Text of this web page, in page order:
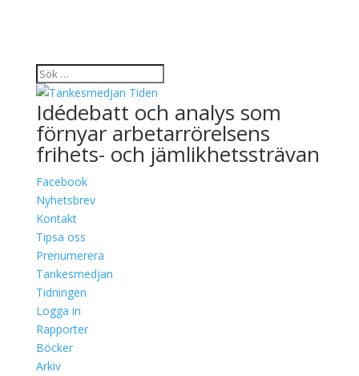
Idédebatt och analys som
förnyar arbetarrörelsens
frihets- och jämlikhetssträvan
Facebook
Nyhetsbrev
Kontakt
Tipsa oss
Prenumerera
Tankesmedjan
Tidningen
Logga in
Rapporter
Böcker
Arkiv